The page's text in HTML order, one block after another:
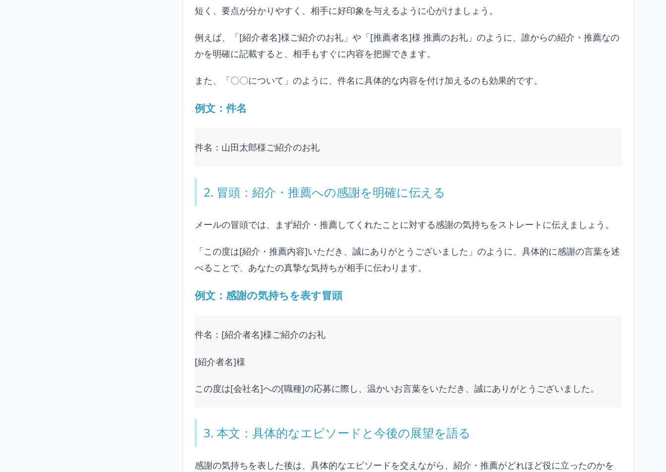
短く、要点が分かりやすく、相手に好印象を与えるように心がけましょう。
例えば、「[紹介者名]様ご紹介のお礼」や「[推薦者名]様 推薦のお礼」のように、誰からの紹介・推薦なの
かを明確に記載すると、相手もすぐに内容を把握できます。
また、「〇〇について」のように、件名に具体的な内容を付け加えるのも効果的です。
例文：件名
件名：山田太郎様ご紹介のお礼
2. 冒頭：紹介・推薦への感謝を明確に伝える
メールの冒頭では、まず紹介・推薦してくれたことに対する感謝の気持ちをストレートに伝えましょう。
「この度は[紹介・推薦内容]いただき、誠にありがとうございました」のように、具体的に感謝の言葉を述
べることで、あなたの真摯な気持ちが相手に伝わります。
例文：感謝の気持ちを表す冒頭
件名：[紹介者名]様ご紹介のお礼
[紹介者名]様
この度は[会社名]への[職種]の応募に際し、温かいお言葉をいただき、誠にありがとうございました。
3. 本文：具体的なエピソードと今後の展望を語る
感謝の気持ちを表した後は、具体的なエピソードを交えながら、紹介・推薦がどれほど役に立ったのかを